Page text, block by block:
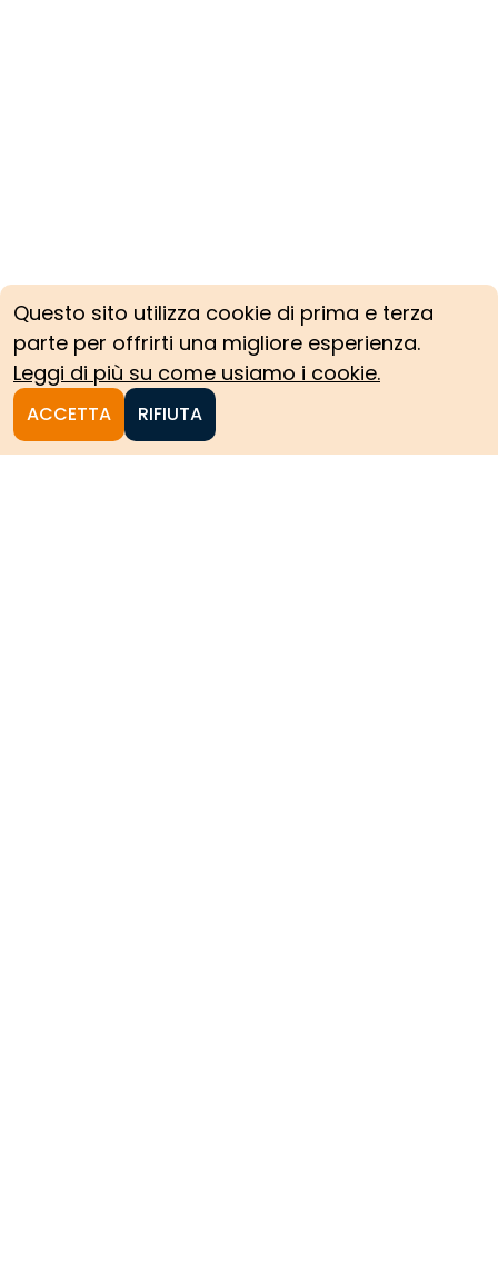
Questo sito utilizza cookie di prima e terza
parte per offrirti una migliore esperienza.
Leggi di più su come usiamo i cookie.
ACCETTA RIFIUTA